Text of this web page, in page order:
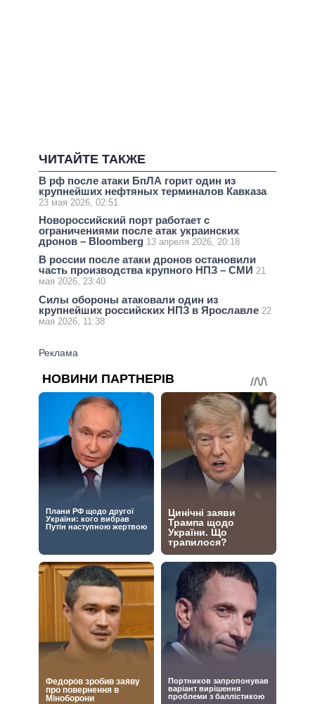
ЧИТАЙТЕ ТАКЖЕ
В рф после атаки БпЛА горит один из
крупнейших нефтяных терминалов Кавказа
23 мая 2026, 02:51
Новороссийский порт работает с
ограничениями после атак украинских
дронов – Bloomberg 13 апреля 2026, 20:18
В россии после атаки дронов остановили
часть производства крупного НПЗ – СМИ 21
мая 2026, 23:40
Силы обороны атаковали один из
крупнейших российских НПЗ в Ярославле 22
мая 2026, 11:38